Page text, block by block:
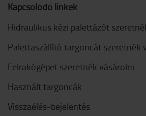
Kapcsolódó linkek
Hidraulikus kézi palettázót
Palettaszállító targoncát szeretnék
Felrakógépet szeretnék vásárolni
Használt targoncák
Visszaélés-bejelentés